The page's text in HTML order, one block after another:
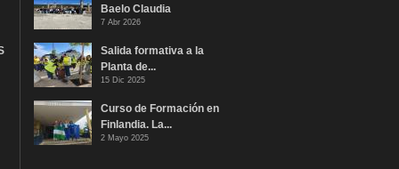
Baelo Claudia
7 Abr 2026
Salida formativa a la
Planta de...
15 Dic 2025
Curso de Formación en
Finlandia. La...
2 Mayo 2025